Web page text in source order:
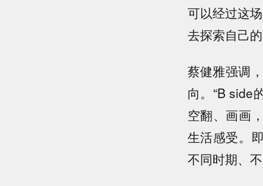
可以经过这
去探索自己
蔡健雅强调
向。“B side
空翻、画画
生活感受。
不同时期、